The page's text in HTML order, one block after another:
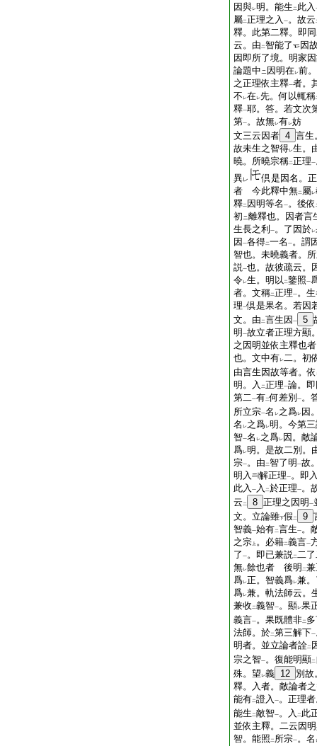
因與レ明。能生 二 此入
屬二正理之入 一。故云
釋。此第二釋。即同
云。由 二智能了
因
因即所了境。明家
論題中ニ 因明在レ前
之正理依主釋一者。
不 レ在レ先。何以輒稱
釋一耶。答。若文次
第一。故無レ有レ妨
文三云因者 4 言生
故未生之智得レ生。
曉。所曉宗稱二正理一
異レ
倶是因名。
者 今此釋中無二 屬レ
釋二 因明等名 一。後依
初ニ離釋也。因者言
生長之利 一。了因於レ
因 一各得二一名 一。謂
智也。未曉義者。
説一也。故彼疏云。
令レ生。明以 二鑒照一
者。文稱二正理一。
理一倶是果名。若因
文。由 二言生因 一 5
明 一故立者正理方顯
之因明並依主釋也
也。文中有レ二。初
由言生因故等者。依
明。入 二正理一論。
第二一有二何差別 一。
所立宗一名 レ之爲レ 因
名 レ之爲レ明。今第
智一名 レ之爲レ 因。敵
爲レ明。是故二別。
宗一。由 二智了明 一故
明入
解正理一。即
此入 一 入 二於正理一。
云 二 8 正理之因明 一
文。立論雖下假 二 9
智義一始有二言生一。
之宗 上 。必籍二義言一
了 一。即已兼説二二
無レ餘也者 後明 二
爲レ正。智義爲レ兼
爲レ兼。軌法師云。
兼收 二義智一。顯レ果
義言一。果既體非二
法師。於二第三解下一
明者。並立論者詮二
宗之智一。復能明顯二
殊。望 レ義 12 別故
釋。入者。敵論者
能有二證入 一。正理
能生 二敵智一。入 二 此
並依主釋。二云因
智。能照 二 所宗一。名